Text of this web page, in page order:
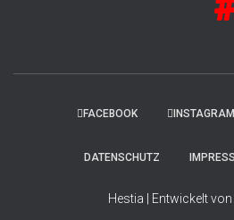
FACEBOOK INSTAGRAM
DATENSCHUTZ
Hestia | Entwickelt von